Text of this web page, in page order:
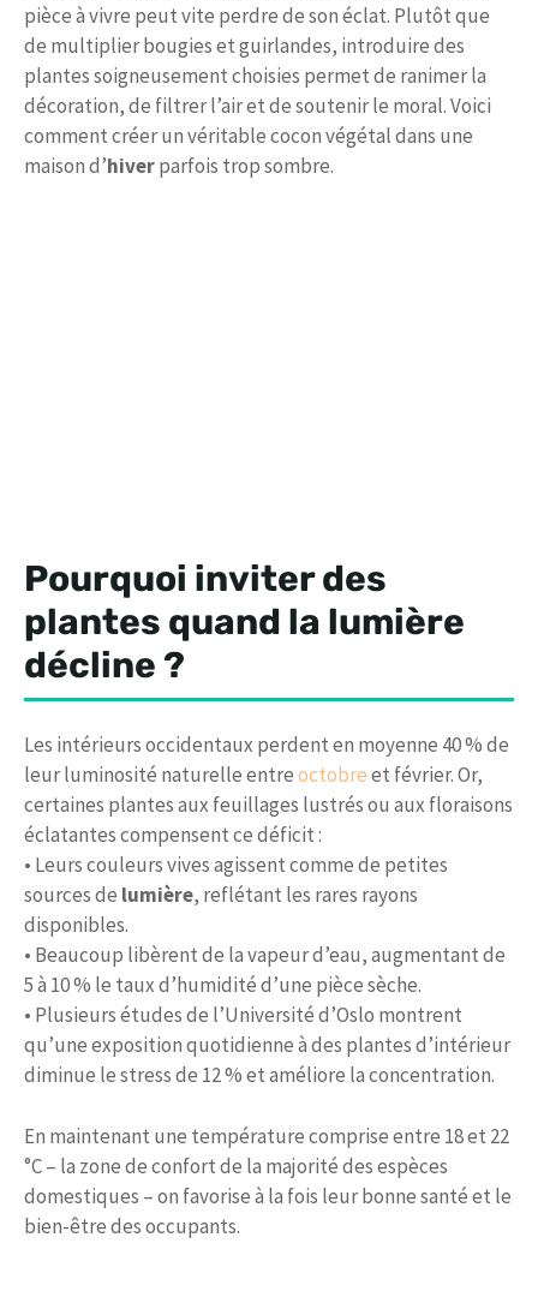
pièce à vivre peut vite perdre de son éclat. Plutôt que
de multiplier bougies et guirlandes, introduire des
plantes soigneusement choisies permet de ranimer la
décoration, de filtrer l’air et de soutenir le moral. Voici
comment créer un véritable cocon végétal dans une
maison d’hiverparfois trop sombre.
Pourquoi inviter des
plantes quand la lumière
décline ?
Les intérieurs occidentaux perdent en moyenne 40 % de
leur luminosité naturelle entreoctobreet février. Or,
certaines plantes aux feuillages lustrés ou aux floraisons
éclatantes compensent ce déficit :
• Leurs couleurs vives agissent comme de petites
sources de lumière, reflétant les rares rayons
disponibles.
• Beaucoup libèrent de la vapeur d’eau, augmentant de
5 à 10 % le taux d’humidité d’une pièce sèche.
• Plusieurs études de l’Université d’Oslo montrent
qu’une exposition quotidienne à des plantes d’intérieur
diminue le stress de 12 % et améliore la concentration.
En maintenant une température comprise entre 18 et 22
°C – la zone de confort de la majorité des espèces
domestiques – on favorise à la fois leur bonne santé et le
bien-être des occupants.